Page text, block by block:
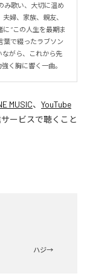
み歌い、大切に温め
婦、家族、親友、
に “この人生を最期ま
葉で綴ったラブソン
ながら、これから先
く胸に響く一曲。
MUSIC、 YouTube
ービスで聴くこと
ハジ→